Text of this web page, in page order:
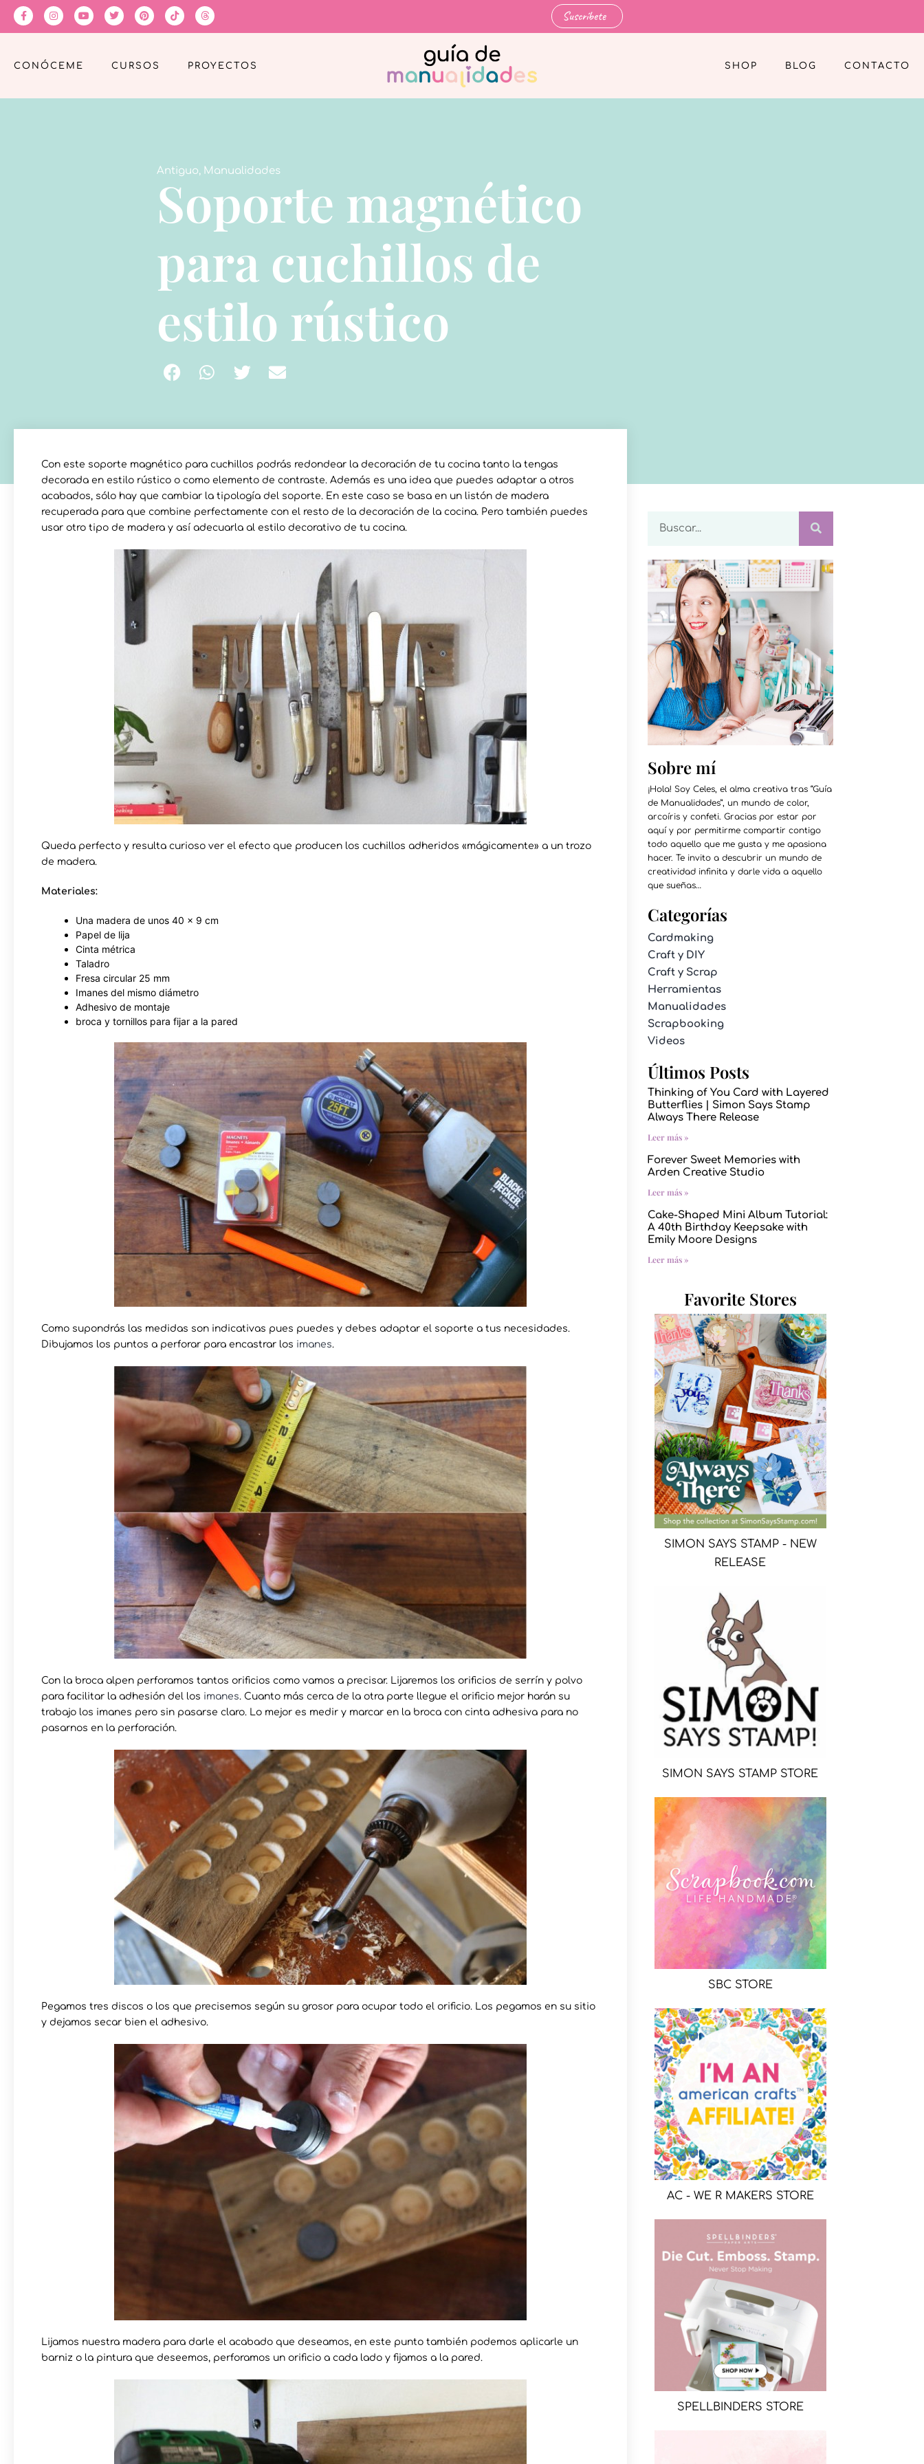
Suscríbete
CONÓCEME CURSOS PROYECTOS SHOP BLOG CONTACTO
Antiguo, Manualidades
Soporte magnético
para cuchillos de
estilo rústico
Con este soporte magnético para cuchillos podrás redondear la decoración de tu cocina tanto la tengas
decorada en estilo rústico o como elemento de contraste. Además es una idea que puedes adaptar a otros
acabados, sólo hay que cambiar la tipología del soporte. En este caso se basa en un listón de madera
recuperada para que combine perfectamente con el resto de la decoración de la cocina. Pero también puedes
usar otro tipo de madera y así adecuarla al estilo decorativo de tu cocina.
Queda perfecto y resulta curioso ver el efecto que producen los cuchillos adheridos «mágicamente» a un trozo
de madera.
Materiales:
Una madera de unos 40 x 9 cm
Papel de lija
Cinta métrica
Taladro
Fresa circular 25 mm
Imanes del mismo diámetro
Adhesivo de montaje
broca y tornillos para fijar a la pared
Como supondrás las medidas son indicativas pues puedes y debes adaptar el soporte a tus necesidades.
Dibujamos los puntos a perforar para encastrar los imanes.
Con la broca alpen perforamos tantos orificios como vamos a precisar. Lijaremos los orificios de serrín y polvo
para facilitar la adhesión del los imanes. Cuanto más cerca de la otra parte llegue el orificio mejor harán su
trabajo los imanes pero sin pasarse claro. Lo mejor es medir y marcar en la broca con cinta adhesiva para no
pasarnos en la perforación.
Pegamos tres discos o los que precisemos según su grosor para ocupar todo el orificio. Los pegamos en su sitio
y dejamos secar bien el adhesivo.
Lijamos nuestra madera para darle el acabado que deseamos, en este punto también podemos aplicarle un
barniz o la pintura que deseemos, perforamos un orificio a cada lado y fijamos a la pared.
Sobre mí
¡Hola! Soy Celes, el alma creativa tras “Guía
de Manualidades”, un mundo de color,
arcoíris y confeti. Gracias por estar por
aquí y por permitirme compartir contigo
todo aquello que me gusta y me apasiona
hacer. Te invito a descubrir un mundo de
creatividad infinita y darle vida a aquello
que sueñas…
Categorías
Cardmaking
Craft y DIY
Craft y Scrap
Herramientas
Manualidades
Scrapbooking
Videos
Últimos Posts
Thinking of You Card with Layered
Butterflies | Simon Says Stamp
Always There Release
Leer más »
Forever Sweet Memories with
Arden Creative Studio
Leer más »
Cake-Shaped Mini Album Tutorial:
A 40th Birthday Keepsake with
Emily Moore Designs
Leer más »
Favorite Stores
SIMON SAYS STAMP - NEW
RELEASE
SIMON SAYS STAMP STORE
SBC STORE
AC - WE R MAKERS STORE
SPELLBINDERS STORE